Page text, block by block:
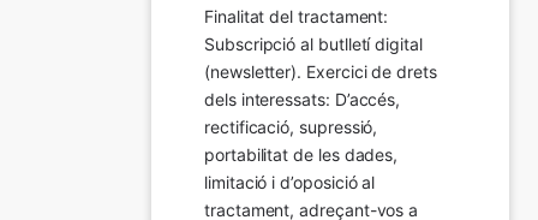
Finalitat del tractament:
Subscripció al butlletí digital
(newsletter). Exercici de drets
dels interessats: D’accés,
rectificació, supressió,
portabilitat de les dades,
limitació i d’oposició al
tractament, adreçant-vos a